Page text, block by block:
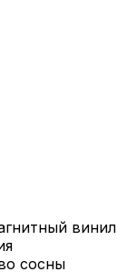
винил
сосны